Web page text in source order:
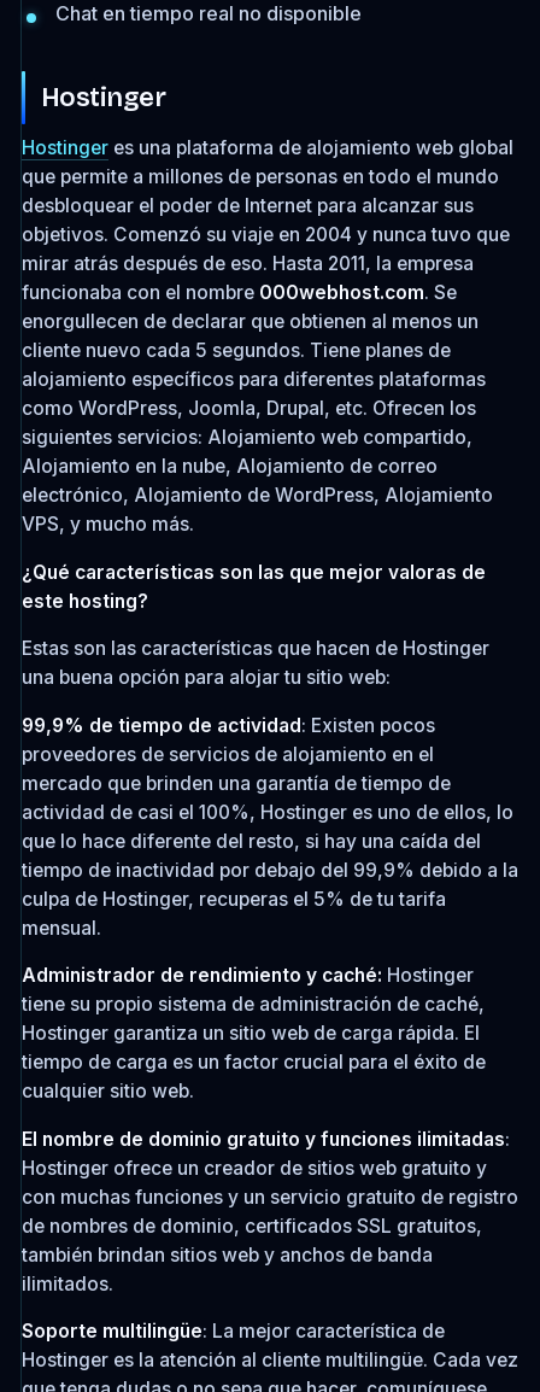
Chat en tiempo real no disponible
Hostinger
Hostingeres una plataforma de alojamiento web global
que permite a millones de personas en todo el mundo
desbloquear el poder de Internet para alcanzar sus
objetivos. Comenzó su viaje en 2004 y nunca tuvo que
mirar atrás después de eso. Hasta 2011, la empresa
funcionaba con el nombre 000webhost.com. Se
enorgullecen de declarar que obtienen al menos un
cliente nuevo cada 5 segundos. Tiene planes de
alojamiento específicos para diferentes plataformas
como WordPress, Joomla, Drupal, etc. Ofrecen los
siguientes servicios: Alojamiento web compartido,
Alojamiento en la nube, Alojamiento de correo
electrónico, Alojamiento de WordPress, Alojamiento
VPS, y mucho más.
​¿Qué características son las que mejor valoras de
este hosting?
Estas son las características que hacen de Hostinger
una buena opción para alojar tu sitio web:
99,9% de tiempo de actividad: Existen pocos
proveedores de servicios de alojamiento en el
mercado que brinden una garantía de tiempo de
actividad de casi el 100%, Hostinger es uno de ellos, lo
que lo hace diferente del resto, si hay una caída del
tiempo de inactividad por debajo del 99,9% debido a la
culpa de Hostinger, recuperas el 5% de tu tarifa
mensual.
Administrador de rendimiento y caché: Hostinger
tiene su propio sistema de administración de caché,
Hostinger garantiza un sitio web de carga rápida. El
tiempo de carga es un factor crucial para el éxito de
cualquier sitio web.
El nombre de dominio gratuito y funciones ilimitadas:
Hostinger ofrece un creador de sitios web gratuito y
con muchas funciones y un servicio gratuito de registro
de nombres de dominio, certificados SSL gratuitos,
también brindan sitios web y anchos de banda
ilimitados.
Soporte multilingüe: La mejor característica de
Hostinger es la atención al cliente multilingüe. Cada vez